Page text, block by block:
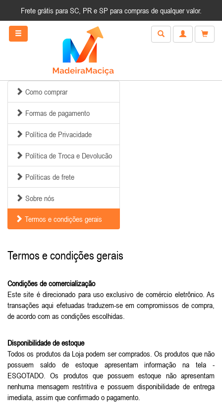
Frete grátis para SC, PR e SP para compras de qualquer valor.
Como comprar
Formas de pagamento
Política de Privacidade
Política de Troca e Devolucão
Políticas de frete
Sobre nós
Termos e condições gerais
Termos e condições gerais
Condições de comercialização
Este site é direcionado para uso exclusivo de comércio eletrônico. As
transações aqui efetuadas traduzem-se em compromissos de compra,
de acordo com as condições escolhidas.
Disponibilidade de estoque
Todos os produtos da Loja podem ser comprados. Os produtos que não
possuem saldo de estoque apresentam informação na tela -
ESGOTADO. Os produtos que possuem estoque não apresentam
nenhuma mensagem restritiva e possuem disponibilidade de entrega
imediata, assim que confirmado o pagamento.